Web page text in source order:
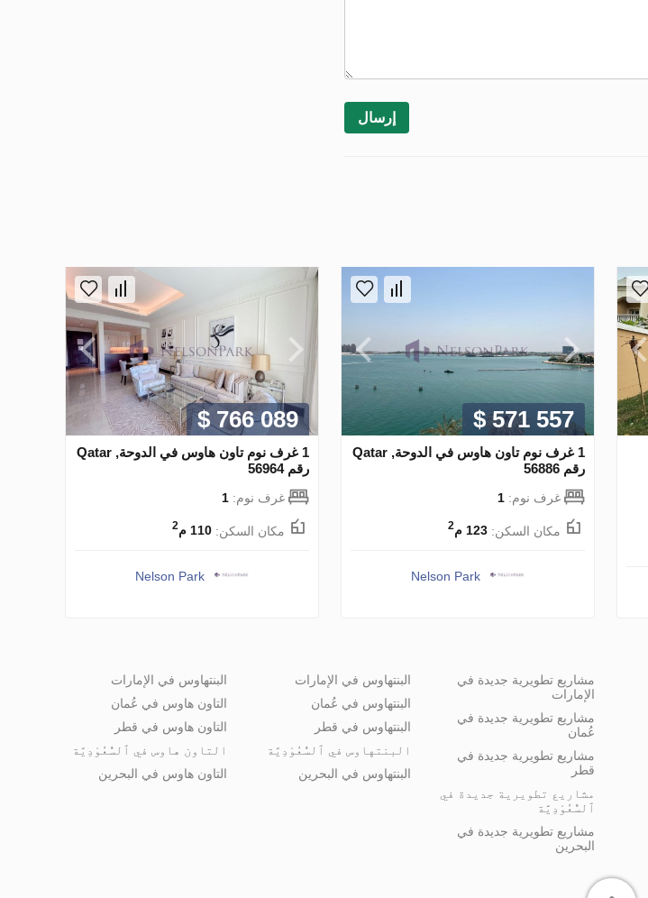
إرسال
$ 571 557
1 غرف نوم تاون هاوس في الدوحة, Qatar
رقم 56886
غرف نوم: 1
مكان السكن: 123 م 2
Nelson Park
$ 766 089
1 غرف نوم تاون هاوس في الدوحة, Qatar
رقم 56964
غرف نوم: 1
مكان السكن: 110 م 2
Nelson Park
مشاريع تطويرية جديدة في
الإمارات
مشاريع تطويرية جديدة في
عُمان
مشاريع تطويرية جديدة في
قطر
مشاريع تطويرية جديدة في
ٱلسُّعُوْدِيَّة
مشاريع تطويرية جديدة في
البحرين
البنتهاوس في الإمارات
البنتهاوس في عُمان
البنتهاوس في قطر
البنتهاوس في ٱلسُّعُوْدِيَّة
البنتهاوس في البحرين
البنتهاوس في الإمارات
التاون هاوس في عُمان
التاون هاوس في قطر
التاون هاوس في ٱلسُّعُوْدِيَّة
التاون هاوس في البحرين